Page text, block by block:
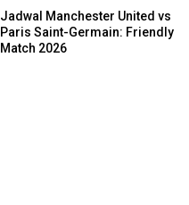
Jadwal Manchester United vs
Paris Saint-Germain: Friendly
Match 2026